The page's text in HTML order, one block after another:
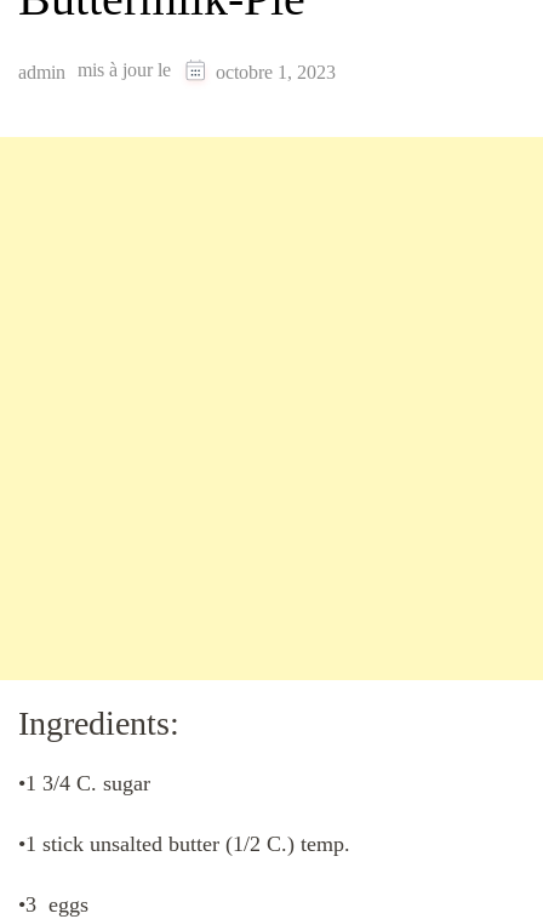
admin mis à jour le octobre 1, 2023
Ingredients:
•1 3/4 C. sugar
•1 stick unsalted butter (1/2 C.) temp.
•3 eggs